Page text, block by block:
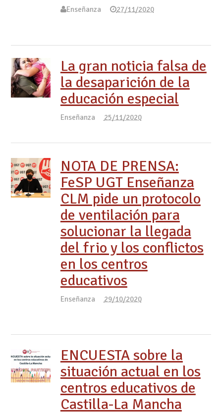
Enseñanza 27/11/2020
La gran noticia falsa de
la desaparición de la
educación especial
Enseñanza 25/11/2020
NOTA DE PRENSA:
FeSP UGT Enseñanza
CLM pide un protocolo
de ventilación para
solucionar la llegada
del frio y los conflictos
en los centros
educativos
Enseñanza 29/10/2020
ENCUESTA sobre la
situación actual en los
centros educativos de
Castilla-La Mancha